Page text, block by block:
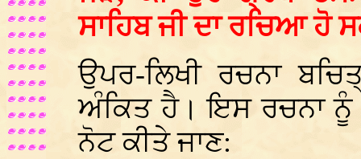
ਸਾਹਿਬ ਜੀ ਦਾ ਰਚਿਆ ਹੋ
ਉਪਰ-ਲਿਖੀ ਰਚਨਾ
ਅੰਕਿਤ ਹੈ। ਇਸ ਰਚਨਾ ਨੂੰ
ਨੋਟ ਕੀਤੇ ਜਾਣ: